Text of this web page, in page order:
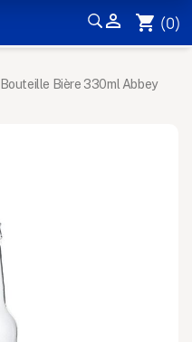
 shopping_cart (0)
Bouteille Bière 330ml Abbey